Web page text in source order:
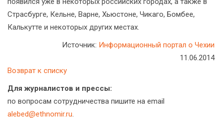
Страсбурге, Кельне, Варне, Хьюстоне, Чикаго, Бомбее,
Калькутте и некоторых других местах.
Источник: Информационный портал о Чехии
11.06.2014
Возврат к списку
Для журналистов и прессы:
по вопросам сотрудничества пишите на email
alebed@ethnomir.ru.